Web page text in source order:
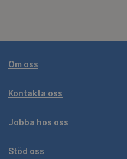
Om oss
Kontakta oss
Jobba hos oss
Stöd oss